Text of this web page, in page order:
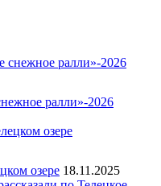
ралли»-2026
озере 18.11.2025